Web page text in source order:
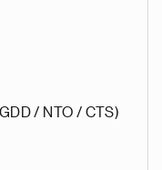
/ NTO / CTS)